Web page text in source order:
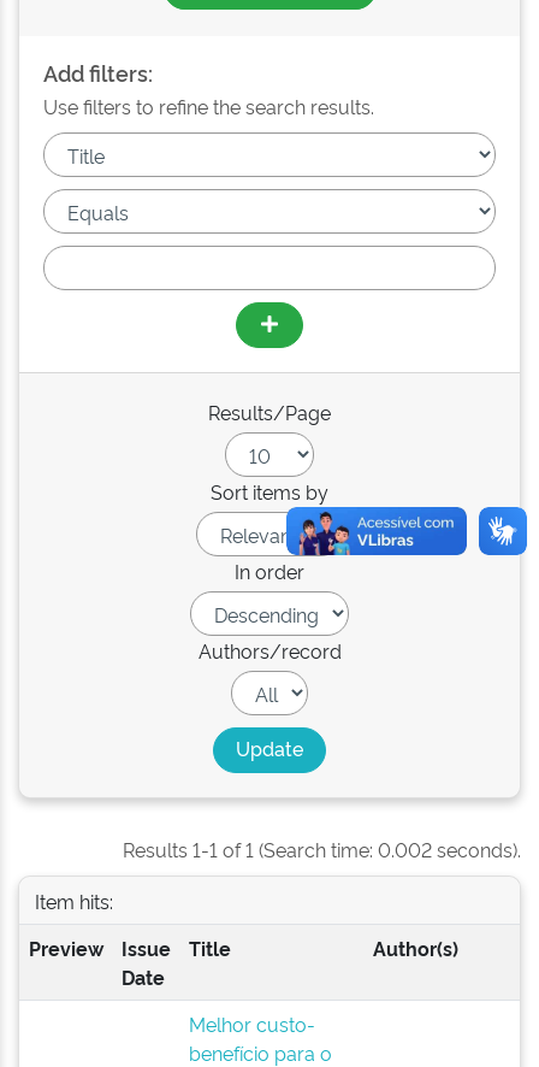
Add filters:
Use filters to refine the search results.
Results/Page
Sort items by
In order
Authors/record
Results 1-1 of 1 (Search time: 0.002 seconds).
Item hits:
Preview
Issue
Date
Title Author(s)
Melhor custo-
benefício para o